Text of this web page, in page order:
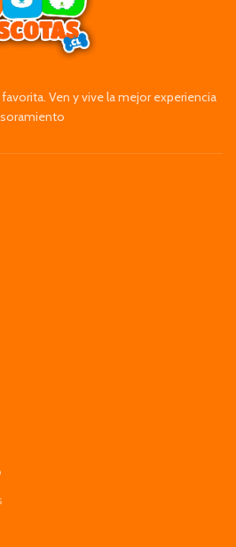
Ven y vive la mejor experiencia